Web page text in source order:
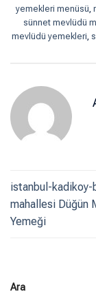
yemekleri menüsü
sünnet mevlüdü
mevlüdü yemekleri
istanbul-kadikoy-
mahallesi Düğün
Yemeği
Ara